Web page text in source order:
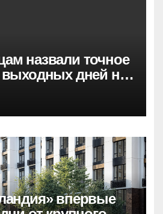
назвали точное
выходных дней на
году
впервые